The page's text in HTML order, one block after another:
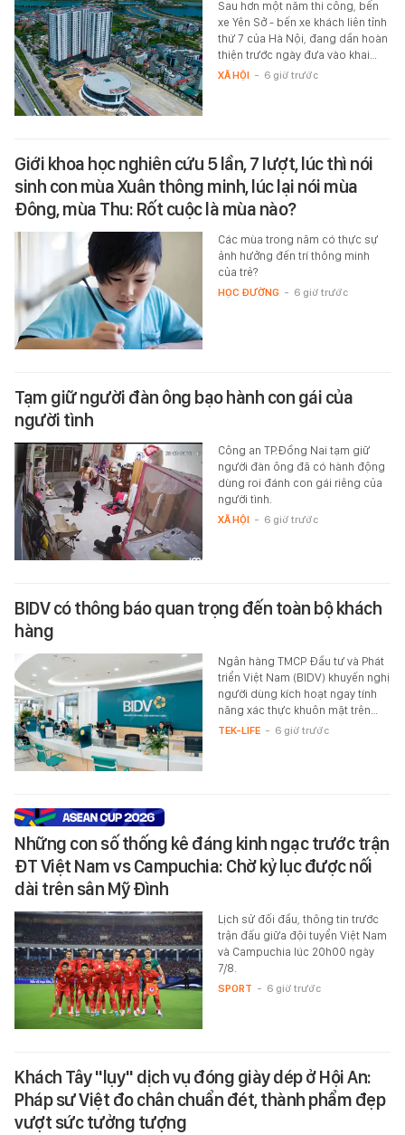
Sau hơn một năm thi công, bến
xe Yên Sở - bến xe khách liên tỉnh
thứ 7 của Hà Nội, đang dần hoàn
thiện trước ngày đưa vào khai…
XÃ HỘI - 6 giờ trước
Giới khoa học nghiên cứu 5 lần, 7 lượt, lúc thì nói
sinh con mùa Xuân thông minh, lúc lại nói mùa
Đông, mùa Thu: Rốt cuộc là mùa nào?
Các mùa trong năm có thực sự
ảnh hưởng đến trí thông minh
của trẻ?
HỌC ĐƯỜNG - 6 giờ trước
Tạm giữ người đàn ông bạo hành con gái của
người tình
Công an TP.Đồng Nai tạm giữ
người đàn ông đã có hành động
dùng roi đánh con gái riêng của
người tình.
XÃ HỘI - 6 giờ trước
BIDV có thông báo quan trọng đến toàn bộ khách
hàng
Ngân hàng TMCP Đầu tư và Phát
triển Việt Nam (BIDV) khuyến nghị
người dùng kích hoạt ngay tính
năng xác thực khuôn mặt trên…
TEK-LIFE - 6 giờ trước
Những con số thống kê đáng kinh ngạc trước trận
ĐT Việt Nam vs Campuchia: Chờ kỷ lục được nối
dài trên sân Mỹ Đình
Lịch sử đối đầu, thông tin trước
trận đấu giữa đội tuyển Việt Nam
và Campuchia lúc 20h00 ngày
7/8.
SPORT - 6 giờ trước
Khách Tây "lụy" dịch vụ đóng giày dép ở Hội An:
Pháp sư Việt đo chân chuẩn đét, thành phẩm đẹp
vượt sức tưởng tượng